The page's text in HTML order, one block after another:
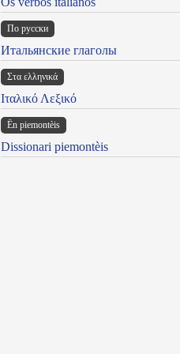
По русски
Итальянские глаголы
Στα ελληνικά
Ιταλικό Λεξικό
Ën piemontèis
Dissionari piemontèis